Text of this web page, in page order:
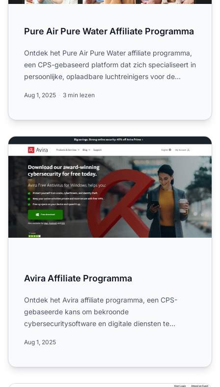
Pure Air Pure Water Affiliate Programma
Ontdek het Pure Air Pure Water affiliate programma,
een CPS-gebaseerd platform dat zich specialiseert in
persoonlijke, oplaadbare luchtreinigers voor de
Aug 1, 2025 3 min lezen
Avira Affiliate Programma
Avira Affiliate Programma
Ontdek het Avira affiliate programma, een CPS-
gebaseerde kans om bekroonde
cybersecuritysoftware en digitale diensten te
Aug 1, 2025